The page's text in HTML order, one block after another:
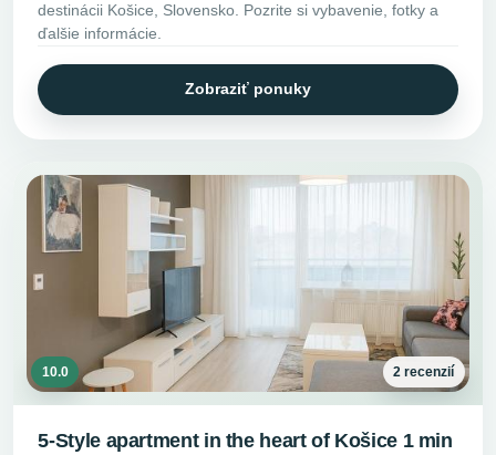
destinácii Košice, Slovensko. Pozrite si vybavenie, fotky a
ďalšie informácie.
Zobraziť ponuky
10.0 2 recenzií
5-Style apartment in the heart of Košice 1 min